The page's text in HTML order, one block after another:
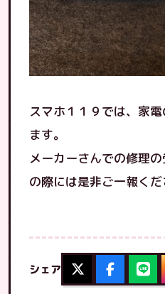
スマホ１１９では、家
ます。
メーカーさんでの修理
の際には是非ご一報くだ
シェア